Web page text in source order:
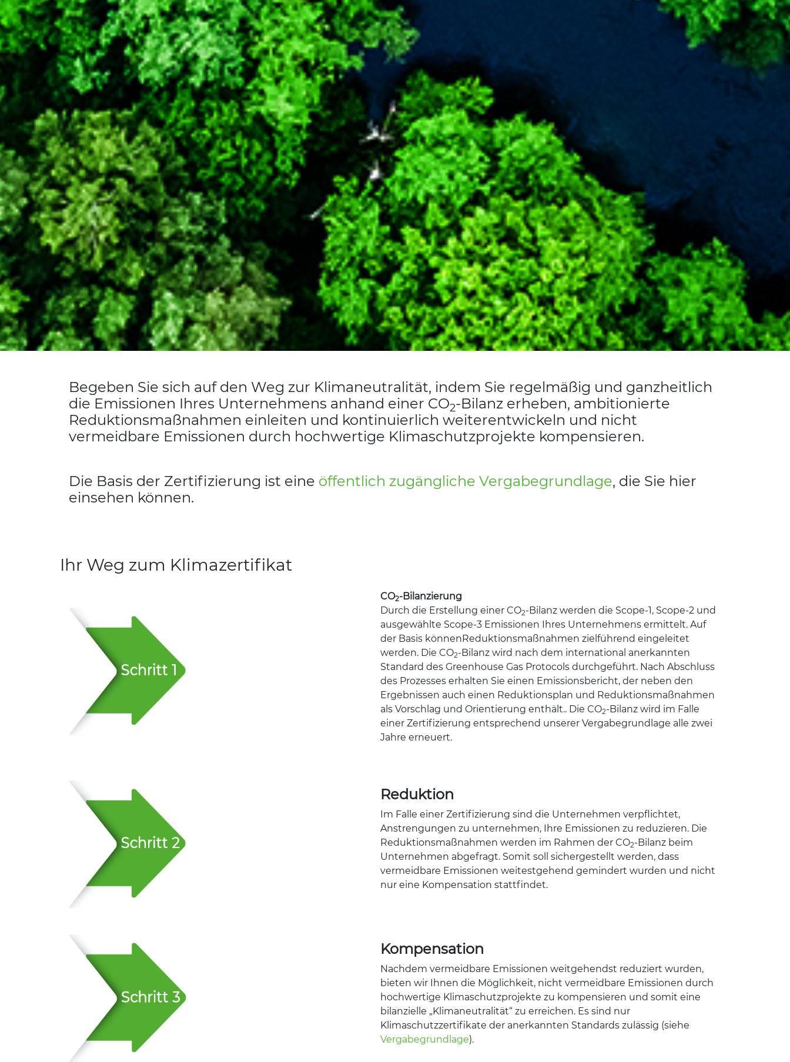
Begeben Sie sich auf den Weg zur Klimaneutralität, indem Sie regelmäßig und ganzheitlich
die Emissionen Ihres Unternehmens anhand einer CO2-Bilanz erheben, ambitionierte
Reduktionsmaßnahmen einleiten und kontinuierlich weiterentwickeln und nicht
vermeidbare Emissionen durch hochwertige Klimaschutzprojekte kompensieren.
Die Basis der Zertifizierung ist eine öffentlich zugängliche Vergabegrundlage, die Sie hier
einsehen können.
Ihr Weg zum Klimazertifikat
CO2-Bilanzierung
Durch die Erstellung einer CO2-Bilanz werden die Scope-1, Scope-2 und
ausgewählte Scope-3 Emissionen Ihres Unternehmens ermittelt. Auf
der Basis könnenReduktionsmaßnahmen zielführend eingeleitet
werden. Die CO2-Bilanz wird nach dem international anerkannten
Standard des Greenhouse Gas Protocols durchgeführt. Nach Abschluss
des Prozesses erhalten Sie einen Emissionsbericht, der neben den
Ergebnissen auch einen Reduktionsplan und Reduktionsmaßnahmen
als Vorschlag und Orientierung enthält.. Die CO2-Bilanz wird im Falle
einer Zertifizierung entsprechend unserer Vergabegrundlage alle zwei
Jahre erneuert.
Reduktion
Im Falle einer Zertifizierung sind die Unternehmen verpflichtet,
Anstrengungen zu unternehmen, Ihre Emissionen zu reduzieren. Die
Reduktionsmaßnahmen werden im Rahmen der CO2-Bilanz beim
Unternehmen abgefragt. Somit soll sichergestellt werden, dass
vermeidbare Emissionen weitestgehend gemindert wurden und nicht
nur eine Kompensation stattfindet.
Kompensation
Nachdem vermeidbare Emissionen weitgehendst reduziert wurden,
bieten wir Ihnen die Möglichkeit, nicht vermeidbare Emissionen durch
hochwertige Klimaschutzprojekte zu kompensieren und somit eine
bilanzielle „Klimaneutralität“ zu erreichen. Es sind nur
Klimaschutzzertifikate der anerkannten Standards zulässig (siehe
Vergabegrundlage).